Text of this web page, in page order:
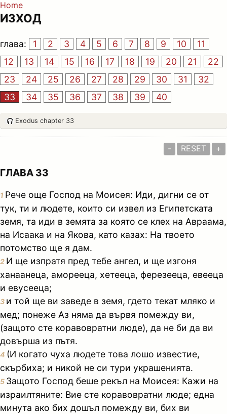
Home
ИЗХОД
глава: 1 2 3 4 5 6 7 8 9 10
11
12
13 14 15 16 17 18 19 20 21
22
23
24 25 26 27 28 29 30 31
32
33
34 35 36 37 38 39 40
Exodus chapter 33
- RESET +
ГЛАВА 33
1 Рече още Господ на Моисея: Иди, дигни се от
тук, ти и людете, които си извел из Египетската
земя, та иди в земята за която се клех на Авраама,
на Исаака и на Якова, като казах: На твоето
потомство ще я дам.
2 И ще изпратя пред тебе ангел, и ще изгоня
ханаанеца, аморееца, хетееца, ферезееца, евееца
и евусееца;
3 и той ще ви заведе в земя, гдето текат мляко и
мед; понеже Аз няма да вървя помежду ви,
(защото сте коравовратни люде), да не би да ви
довърша из пътя.
4 (И когато чуха людете това лошо известие,
скърбиха; и никой не си тури украшенията.
5 Защото Господ беше рекъл на Моисея: Кажи на
израилтяните: Вие сте коравовратни люде; една
минута ако бих дошъл помежду ви, бих ви